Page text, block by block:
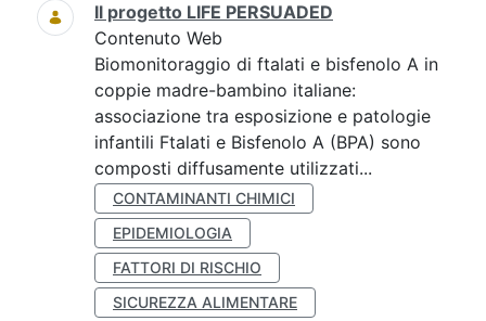
Il progetto LIFE PERSUADED
Contenuto Web
Biomonitoraggio di ftalati e bisfenolo A in
coppie madre-bambino italiane:
associazione tra esposizione e patologie
infantili Ftalati e Bisfenolo A (BPA) sono
composti diffusamente utilizzati...
CONTAMINANTI CHIMICI
EPIDEMIOLOGIA
FATTORI DI RISCHIO
SICUREZZA ALIMENTARE